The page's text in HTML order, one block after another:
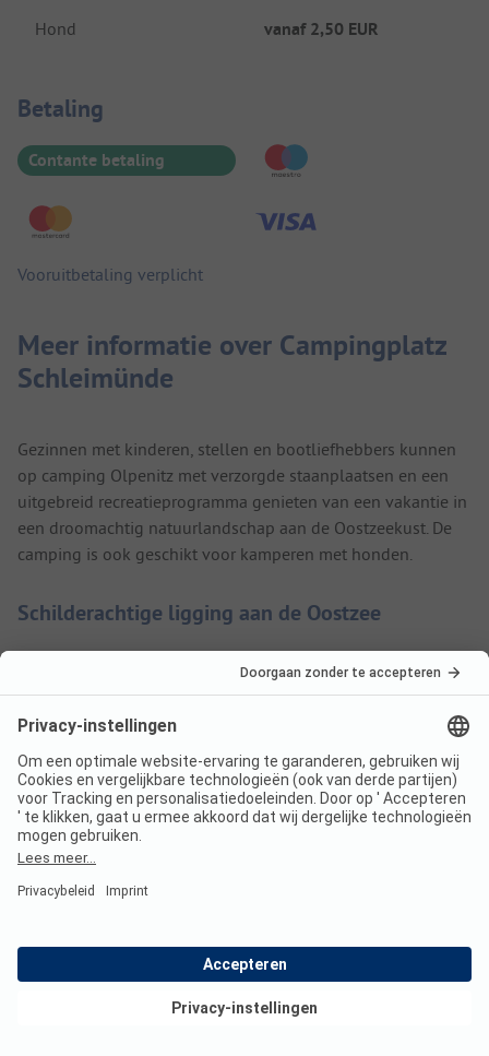
Hond vanaf 2,50 EUR
Betaalinformatie
Betaling
Contante betaling
Vooruitbetaling verplicht
Meer informatie over Campingplatz
Schleimünde
Gezinnen met kinderen, stellen en bootliefhebbers kunnen
op camping Olpenitz met verzorgde staanplaatsen en een
uitgebreid recreatieprogramma genieten van een vakantie in
een droomachtig natuurlandschap aan de Oostzeekust. De
camping is ook geschikt voor kamperen met honden.
Schilderachtige ligging aan de Oostzee
de Schleim ligt camping Olpenitz op ongeveer 750 meter
standplaatsen wachten op de gasten op een natuurlijk
terrein. Op het 200 meter lange kiezel- en zandstrand
kunnen vakantiegangers zich naar hartelust uitleven.
Watersporters kunnen hun boot direct aanleggen op de
eigen standplaats van camping Olpenitz. Een huurboot is
ook beschikbaar voor excursies op het water. Gezinnen
vinden op het terrein een kleine speeltuin, die vooral voor
lange Oostzeekustfietsroute loopt direct door Olpenitz.
Goed onderhouden camping in een prachtig
Bekijk deals